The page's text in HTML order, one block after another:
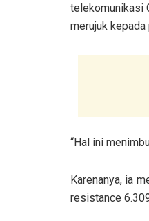
telekomunikasi
merujuk
“Hal ini
Karenanya, ia
resistance